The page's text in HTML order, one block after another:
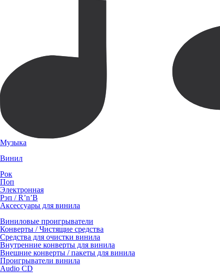
Музыка
Винил
Рок
Поп
Электронная
Рэп / R’n’B
Аксессуары для винила
Виниловые проигрыватели
Конверты / Чистящие средства
Средства для очистки винила
Внутренние конверты для винила
Внешние конверты / пакеты для винила
Проигрыватели винила
Audio CD